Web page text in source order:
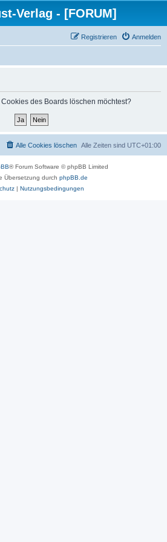
Verlag - [FORUM]
Anmelden
Registrieren
des Boards löschen möchtest?
Alle Zeiten sind UTC+01:00
Alle Cookies löschen
® Forum Software © phpBB Limited
Übersetzung durch phpBB.de
| Nutzungsbedingungen